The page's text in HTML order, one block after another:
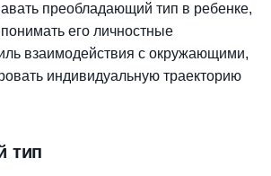
преобладающий тип в ребенке,
его личностные
взаимодействия с окружающими,
индивидуальную траекторию
тип